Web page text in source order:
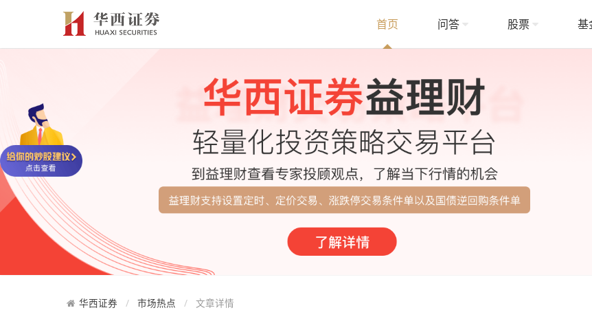
首页 问答 股票 基
华西证券 市场热点 文章详情